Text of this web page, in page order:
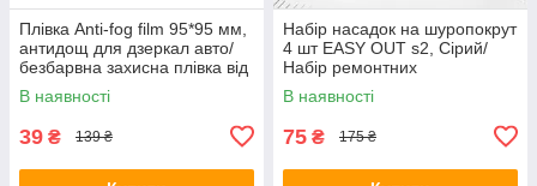
Плівка Anti-fog film 95*95 мм,
антидощ для дзеркал авто/
безбарвна захисна плівка від
води відблисків і бруду
В наявності
39 ₴ 139 ₴
Набір насадок на шуропокрут
4 шт EASY OUT s2, Сірий/
Набір ремонтних
екстракторів біт
В наявності
75 ₴ 175 ₴